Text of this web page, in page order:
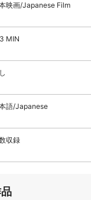
映画/Japanese Film
MIN
語/Japanese
収録